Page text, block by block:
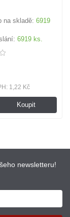
na skladě: 6919
6919 ks.
1,22 Kč
Koupit
newsletteru!